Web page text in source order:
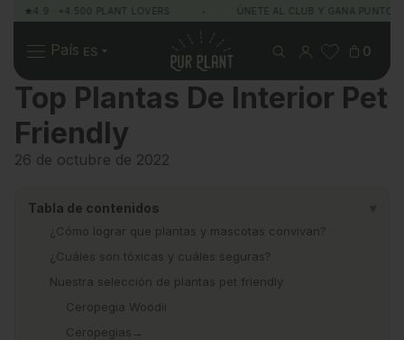
· +4.500 PLANT LOVERS ÚNETE AL CLUB Y GANA PUNTOS
País
Pur Plant
0
PlantasRegalosSobre Pur Plant
Top Plantas De Interior Pet
Friendly
26 de octubre de 2022
Tabla de contenidos
¿Cómo lograr que plantas y mascotas convivan?
¿Cuáles son tóxicas y cuáles seguras?
Nuestra selección de plantas pet friendly
Ceropegia Woodii
Ceropegias→